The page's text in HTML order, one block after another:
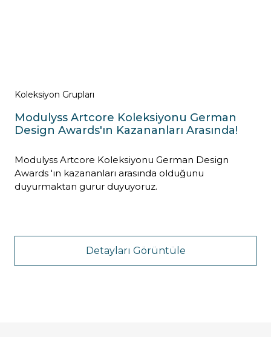
Koleksiyon Grupları
Modulyss Artcore Koleksiyonu German
Design Awards'ın Kazananları Arasında!
Modulyss Artcore Koleksiyonu German Design
Awards 'ın kazananları arasında olduğunu
duyurmaktan gurur duyuyoruz.
Detayları Görüntüle